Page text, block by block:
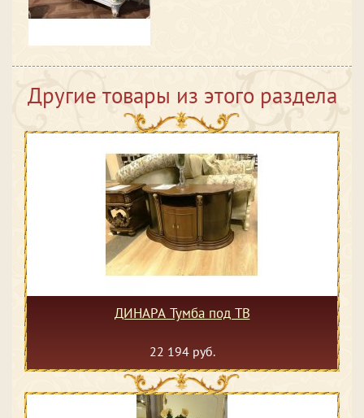
Другие товары из этого раздела
ДИНАРА Тумба под ТВ
22 194 руб.